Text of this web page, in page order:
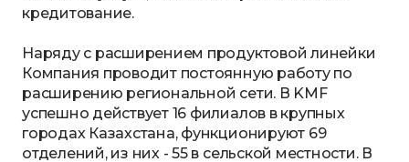
кредитование.
Наряду с расширением продуктовой линейки
Компания проводит постоянную работу по
расширению региональной сети. В KMF
успешно действует 16 филиалов в крупных
городах Казахстана, функционируют 69
отделений, из них - 55 в сельской местности. В